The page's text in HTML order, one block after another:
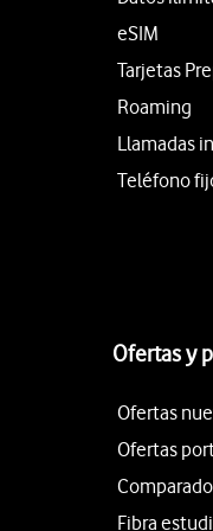
eSIM
Tarjetas
Roaming
Llamadas
Teléfono
Ofertas y
Ofertas
Ofertas
Fibra